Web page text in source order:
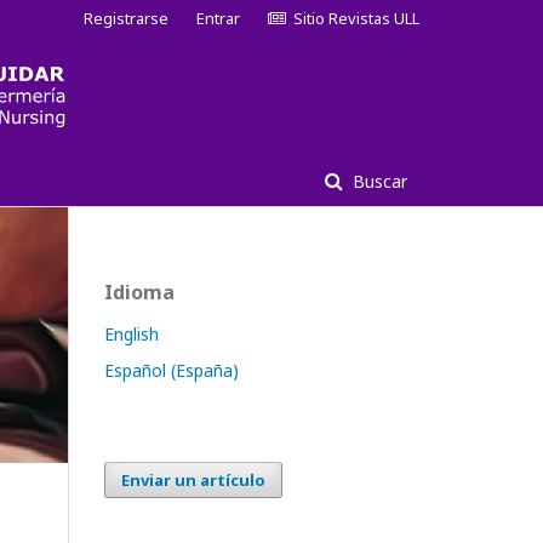
Buscar
Registrarse Entrar Sitio Revistas ULL
Idioma
English
Español (España)
Enviar un artículo